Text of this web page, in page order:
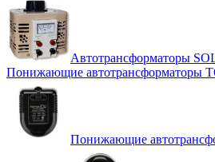
Автотрансформаторы
Понижающие автотрансформаторы
Понижающие